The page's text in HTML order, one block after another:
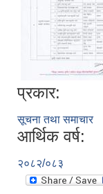
प्रकार:
सूचना तथा समाचार
आर्थिक वर्ष:
२०८२/०८३